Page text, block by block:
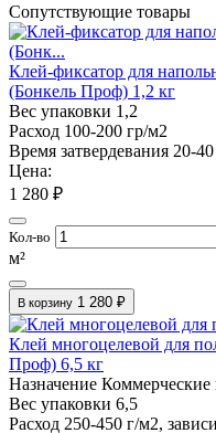
Сопутствующие товары
Клей-фиксатор для
(Бонкель Проф) 1,2 кг
Вес упаковки 1,2
Расход 100-200 гр/м2
Время затвердевания 20-
Цена:
1 280 ₽
Кол-во
м²
В корзину 1 280 ₽
Клей многоцелевой для
Проф) 6,5 кг
Назначение Коммерческие
Вес упаковки 6,5
Расход 250-450 г/м2,